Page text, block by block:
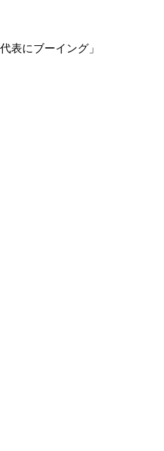
表にブーイング」